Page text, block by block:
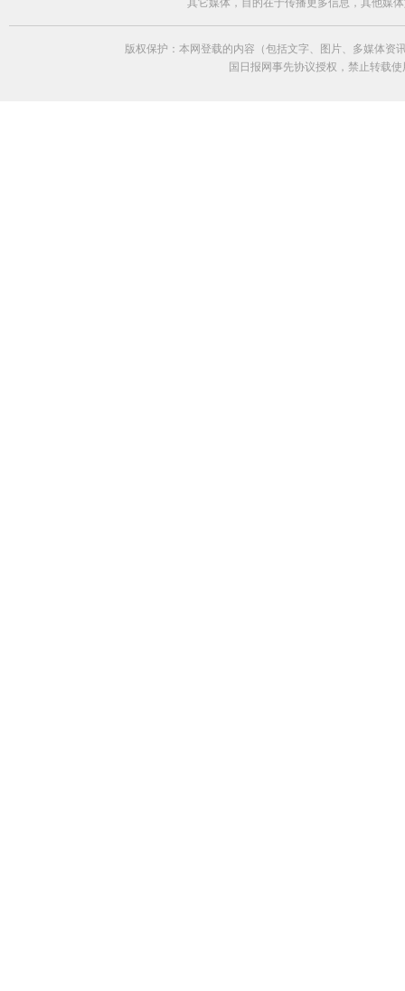
其它媒体，目的在于传播更多信息，其他媒
版权保护：本网登载的内容（包括文字、图片、多媒体
国日报网事先协议授权，禁止转载